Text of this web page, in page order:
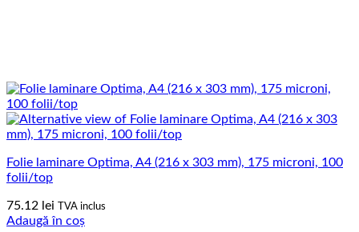
Folie laminare Optima, A4 (216 x 303 mm), 175 microni, 100
folii/top
75.12 lei TVA inclus
Adaugă în coș